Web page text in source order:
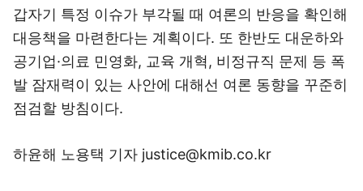
갑자기 특정 이슈가 부각될 때 여론의 반응을 확인해
대응책을 마련한다는 계획이다. 또 한반도 대운하와
공기업·의료 민영화, 교육 개혁, 비정규직 문제 등 폭
발 잠재력이 있는 사안에 대해선 여론 동향을 꾸준히
점검할 방침이다.
하윤해 노용택 기자 justice@kmib.co.kr